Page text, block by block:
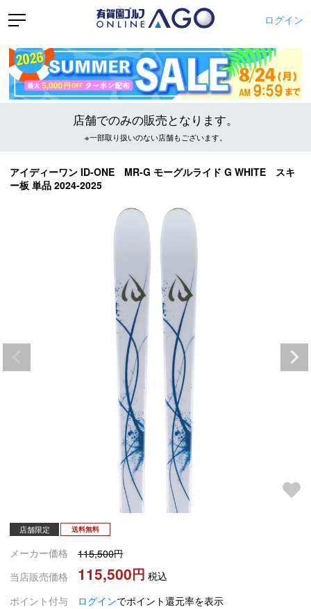
ログイン
店舗でのみの販売となります。
※一部取り扱いのない店舗もございます。
アイディーワン ID-ONE MR-G モーグルライド G WHITE スキ
ー板 単品 2024-2025
店舗限定 送料無料
メーカー価格
115,500
当店販売価格
115,500
税込
ポイント付与
ログインでポイント還元率を表示